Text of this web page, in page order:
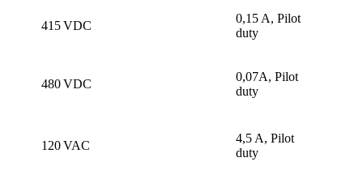
415 VDC
0,15 A, Pilot
duty
480 VDC
0,07A, Pilot
duty
120 VAC
4,5 A, Pilot
duty